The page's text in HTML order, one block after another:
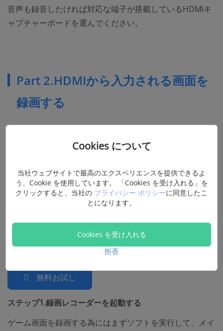
音声も録音したければ対応な端子が搭載しているHDMIキ
ャプチャーボードを選んでください。
Part 2.HDMIから入力される画面を
録画する
されたら、あとはその画面を録画します。HDMIから入力
画をするには、 「FonePaw PC画面録画(opens new
」の力を借りま
す。数ステップで録画出来て、操作簡単且つ機能強力の優
ソフト無料ダウンロード
無料お試し
無料お試し
ステップ1.録画レコーダーを起動する
ゲーム画面を録画する為にはまずソフトを実行して、メイ
Cookies について
当社ウェブサイトで最高のエクスペリエンスを提供できるよ
う、Cookie を使用しています。 「Cookies を受け入れる」を
クリックすると、当社の プライバシー ポリシーに同意したこ
とになります。
Cookies を受け入れる
拒否